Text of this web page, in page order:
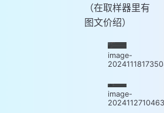
（在取样器里有
图文价绍）
image-
image-